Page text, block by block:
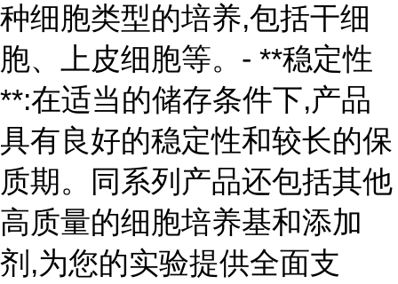
种细胞类型的培养,包括干细
胞、上皮细胞等。- **稳定性
**:在适当的储存条件下,产品
具有良好的稳定性和较长的保
质期。同系列产品还包括其他
高质量的细胞培养基和添加
剂,为您的实验提供全面支